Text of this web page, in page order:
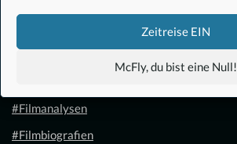
Zeitreise EIN
McFly, du bist eine Null!
#Filmanalysen
#Filmbiografien